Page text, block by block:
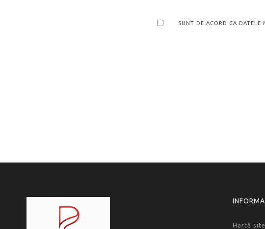
SUNT DE ACORD CA DATELE
Hartă site